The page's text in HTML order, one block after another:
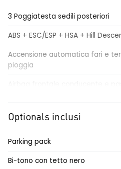
3 Poggiatesta sedili posteriori
ABS + ESC/ESP + HSA + Hill
Accensione automatica fari e
pioggia
Airbag laterali a tendina
Alzacristalli elettrici impulsionali
Alzacristallo elettrico
Assistenza al mantenimento della
Optionals inclusi
Parking pack
Bi-tono con tetto nero